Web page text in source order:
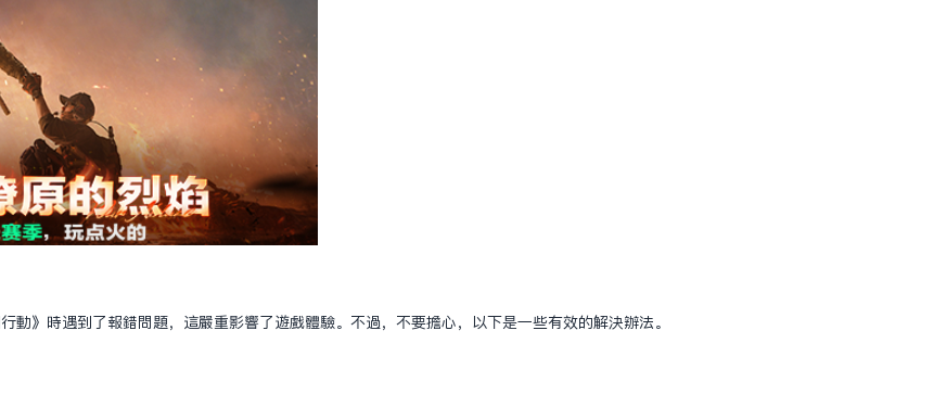
動》時遇到了報錯問題，這嚴重影響了遊戲體驗。不過，不要擔心，以下是一些有效的解決辦法。